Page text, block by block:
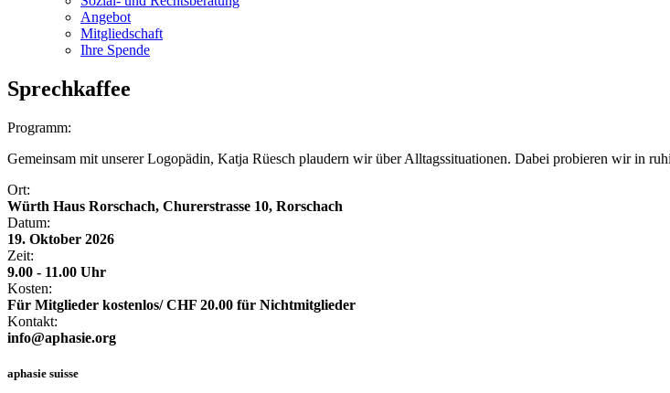
Angebot
Mitgliedschaft
Ihre Spende
Sprechkaffee
Programm:
Gemeinsam mit unserer Logopädin, Katja Rüesch plaudern wir über Alltagssituationen. Dabei probieren wir in
Ort:
Würth Haus Rorschach, Churerstrasse 10, Rorschach
Datum:
19. Oktober 2026
Zeit:
9.00 - 11.00 Uhr
Kosten:
Für Mitglieder kostenlos/ CHF 20.00 für Nichtmitglieder
Kontakt:
info@aphasie.org
aphasie suisse